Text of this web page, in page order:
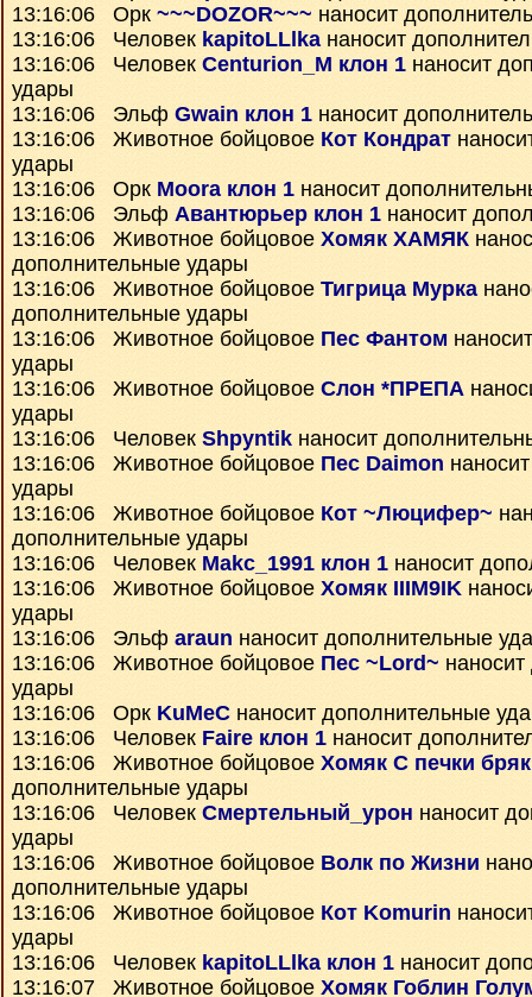
13:16:06 Орк ~~~DOZOR~~~ наносит
13:16:06 Человек kapitoLLlkaнаносит
13:16:06 Человек Centurion_M клон 1 наносит
удары
13:16:06 Эльф Gwain клон 1 наносит
13:16:06 Животное бойцовое Кот Кондрат
удары
13:16:06 Орк Moora клон 1 наносит
13:16:06 Эльф Авантюрьер клон 1 наносит
13:16:06 Животное бойцовое Хомяк ХАМЯК
дополнительные удары
13:16:06 Животное бойцовое Тигрица Мурка
дополнительные удары
13:16:06 Животное бойцовое Пес Фантом
удары
13:16:06 Животное бойцовое Слон *ПРЕПА
удары
13:16:06 Человек Shpyntik наносит
13:16:06 Животное бойцовое Пес Daimon
удары
13:16:06 Животное бойцовое Кот ~Люцифер~
дополнительные удары
13:16:06 Человек Makc_1991 клон 1 наносит
13:16:06 Животное бойцовое Хомяк IIIM9IK
удары
13:16:06 Эльф araun наносит дополнительные
13:16:06 Животное бойцовое Пес ~Lord~
удары
13:16:06 Орк KuMeC наносит дополнительные
13:16:06 Человек Faire клон 1 наносит
13:16:06 Животное бойцовое Хомяк С печки
дополнительные удары
13:16:06 Человек Смертельный_урон наносит
удары
13:16:06 Животное бойцовое Волк по Жизни
дополнительные удары
13:16:06 Животное бойцовое Кот Komurin
удары
13:16:06 Человек kapitoLLlka клон 1 наносит
13:16:07 Животное бойцовое Хомяк Гоблин